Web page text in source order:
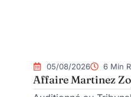
05/08/2026 6 Min
Affaire Martinez